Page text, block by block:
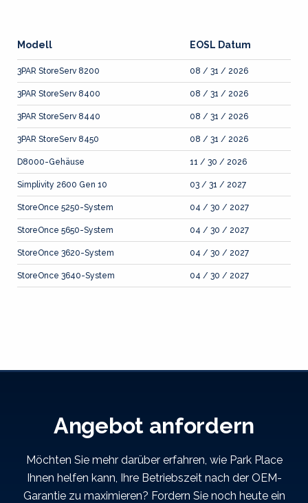
Modell EOSL Datum
3PAR StoreServ 8200 08 / 31 / 2026
3PAR StoreServ 8400 08 / 31 / 2026
3PAR StoreServ 8440 08 / 31 / 2026
3PAR StoreServ 8450 08 / 31 / 2026
D8000-Gehäuse 11 / 30 / 2026
Simplivity 2600 Gen 10 03 / 31 / 2027
StoreOnce 5250-System 04 / 30 / 2027
StoreOnce 5650-System 04 / 30 / 2027
StoreOnce 3620-System 04 / 30 / 2027
StoreOnce 3640-System 04 / 30 / 2027
Angebot anfordern
Möchten Sie mehr darüber erfahren, wie Park Place
Ihnen helfen kann, Ihre Betriebszeit nach der OEM-
Garantie zu maximieren? Fordern Sie noch heute ein